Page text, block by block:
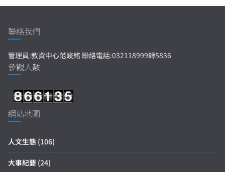
聯絡我們
管理員:教資中心范峻銘 聯絡電話:032118999轉5836
參觀人數
網站地圖
人文生態 (106)
大事紀要 (24)